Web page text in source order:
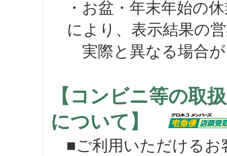
・お盆・年末年始の
により、表示結果の
実際と異なる場合が
【コンビニ等の取
について】
■ご利用いただけるお